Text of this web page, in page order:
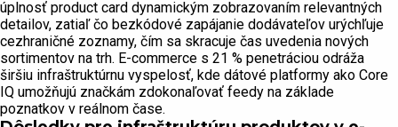
úplnosť product card dynamickým zobrazovaním relevantných
detailov, zatiaľ čo bezkódové zapájanie dodávateľov urýchľuje
cezhraničné zoznamy, čím sa skracuje čas uvedenia nových
sortimentov na trh. E-commerce s 21 % penetráciou odráža
širšiu infraštruktúrnu vyspelosť, kde dátové platformy ako Core
IQ umožňujú značkám zdokonaľovať feedy na základe
poznatkov v reálnom čase.